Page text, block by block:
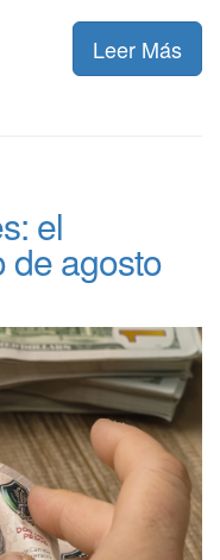
Leer Más
el
de agosto